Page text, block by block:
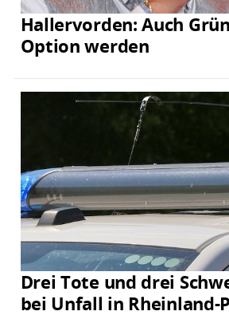
Hallervorden: Auch
Option werden
Drei Tote und drei
bei Unfall in Rheinland-